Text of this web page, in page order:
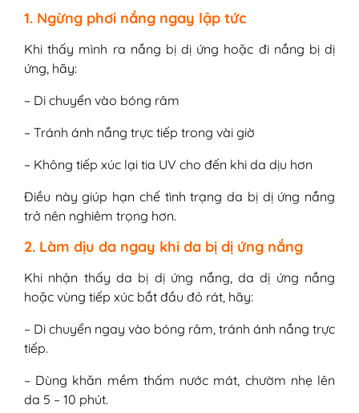
1. Ngừng phơi nắng ngay lập tức
Khi thấy mình ra nắng bị dị ứng hoặc đi nắng bị dị
ứng, hãy:
– Di chuyển vào bóng râm
– Tránh ánh nắng trực tiếp trong vài giờ
– Không tiếp xúc lại tia UV cho đến khi da dịu hơn
Điều này giúp hạn chế tình trạng da bị dị ứng nắng
trở nên nghiêm trọng hơn.
2. Làm dịu da ngay khi da bị dị ứng nắng
Khi nhận thấy da bị dị ứng nắng, da dị ứng nắng
hoặc vùng tiếp xúc bắt đầu đỏ rát, hãy:
– Di chuyển ngay vào bóng râm, tránh ánh nắng trực
tiếp.
– Dùng khăn mềm thấm nước mát, chườm nhẹ lên
da 5 – 10 phút.